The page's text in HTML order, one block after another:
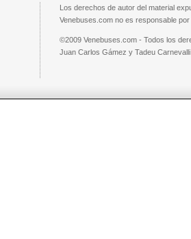
Los derechos de autor del material
Venebuses.com no es responsable
©2009 Venebuses.com - Todos los
Juan Carlos Gámez y Tadeu Carnevalli